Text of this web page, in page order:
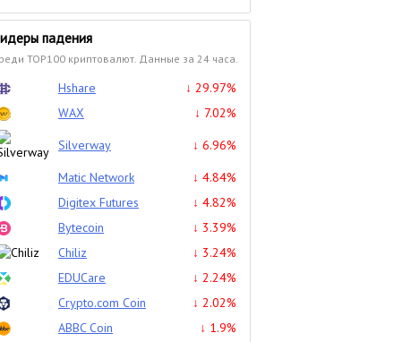
падения
TOP100 криптовалют. Данные за 24 часа.
Hshare
↓ 29.97%
WAX
↓ 7.02%
Silverway
↓ 6.96%
Matic Network
↓ 4.84%
Digitex Futures
↓ 4.82%
Bytecoin
↓ 3.39%
Chiliz
↓ 3.24%
EDUCare
↓ 2.24%
Crypto.com Coin
↓ 2.02%
ABBC Coin
↓ 1.9%